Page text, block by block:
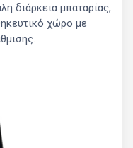
διάρκεια μπαταρίας,
χώρο με